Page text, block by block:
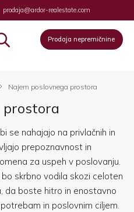
prodaja@ardor-realestate.com
Prodaja nepremičnine
Najem poslovnega prostora
prostora
se nahajajo na privlačnih in
prepoznavnost in
za uspeh v poslovanju.
skrbno vodila skozi celoten
da boste hitro in enostavno
in poslovnim ciljem.